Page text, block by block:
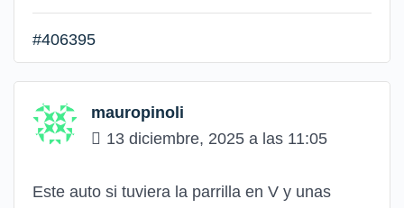
#406395
mauropinoli
13 diciembre, 2025 a las 11:05
Este auto si tuviera la parrilla en V y unas